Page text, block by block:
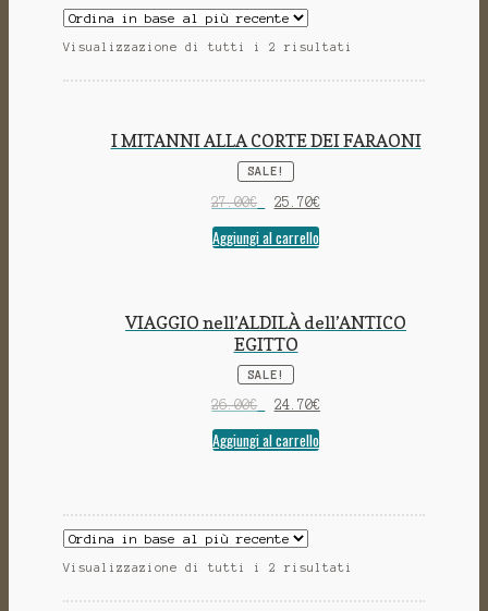
Visualizzazione di tutti i 2 risultati
I MITANNI ALLA CORTE DEI FARAONI
SALE!
27.00€ 25.70€
Aggiungi al carrello
VIAGGIO nell’ALDILÀ dell’ANTICO
EGITTO
SALE!
26.00€ 24.70€
Aggiungi al carrello
Visualizzazione di tutti i 2 risultati